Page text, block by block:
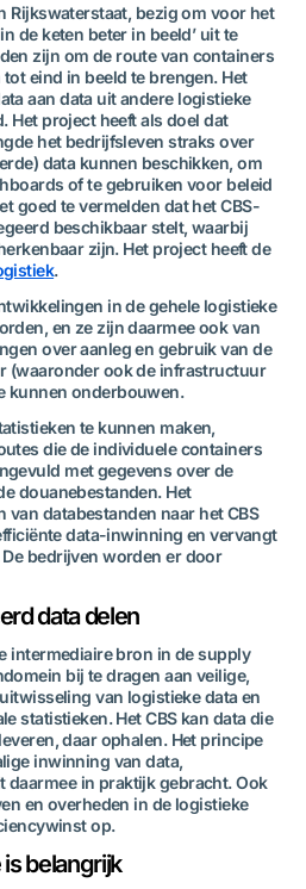
Rijkswaterstaat, bezig om voor het
de keten beter in beeld’ uit te
zijn om de route van containers
eind in beeld te brengen. Het
aan data uit andere logistieke
Het project heeft als doel dat
het bedrijfsleven straks over
data kunnen beschikken, om
of te gebruiken voor beleid
goed te vermelden dat het CBS-
beschikbaar stelt, waarbij
zijn. Het project heeft de
.
in de gehele logistieke
en ze zijn daarmee ook van
over aanleg en gebruik van de
(waaronder ook de infrastructuur
kunnen onderbouwen.
te kunnen maken,
die de individuele containers
met gegevens over de
douanebestanden. Het
databestanden naar het CBS
data-inwinning en vervangt
bedrijven worden er door
data delen
intermediaire bron in de supply
bij te dragen aan veilige,
van logistieke data en
statistieken. Het CBS kan data die
daar ophalen. Het principe
inwinning van data,
in praktijk gebracht. Ook
en overheden in de logistieke
op.
is belangrijk